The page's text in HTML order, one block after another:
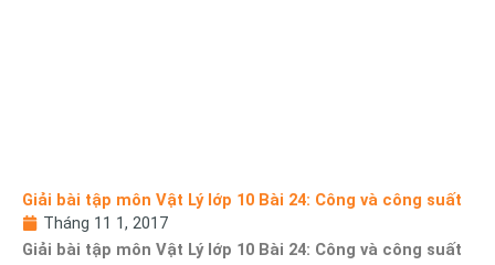
Giải bài tập môn Vật Lý lớp 10 Bài 24: Công và công suất
Tháng 11 1, 2017
Giải bài tập môn Vật Lý lớp 10 Bài 24: Công và công suất